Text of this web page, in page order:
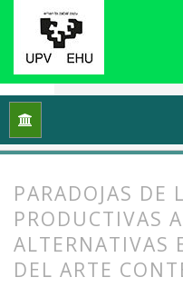
Inicio Vol.
PARADOJAS DE
PRODUCTIVAS
ALTERNATIVAS
DEL ARTE